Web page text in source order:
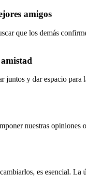
amigos
que los demás
juntos y dar espacio
nuestras
es esencial.